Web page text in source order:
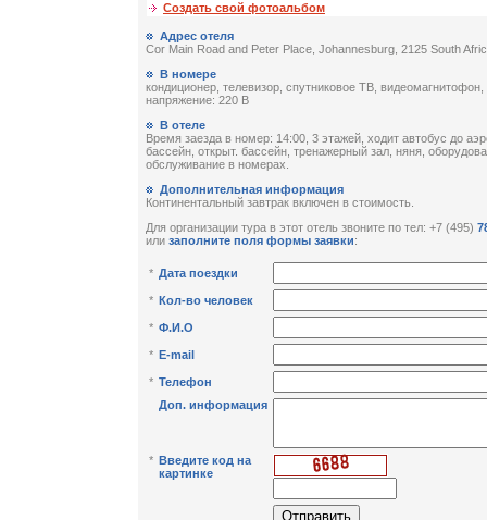
Создать свой фотоальбом
Адрес отеля
Cor Main Road and Peter Place, Johannesburg, 2125 South
В номере
кондиционер, телевизор, спутниковое ТВ,
напряжение: 220 В
В отеле
Время заезда в номер: 14:00, 3 этажей, ходит автобус до
бассейн, открыт. бассейн, тренажерный зал, няня,
обслуживание в номерах.
Дополнительная информация
Континентальный завтрак включен в стоимость.
Для организации тура в этот отель звоните по тел: +7 (495)
или заполните поля формы заявки:
* Дата поездки
* Кол-во человек
* Ф.И.О
* E-mail
* Телефон
Доп. информация
* Введите код на
картинке